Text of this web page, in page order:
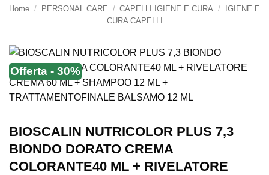
Home / PERSONAL CARE / CAPELLI IGIENE E CURA /
IGIENE E
CURA CAPELLI
Offerta - 30%
BIOSCALIN NUTRICOLOR PLUS 7,3
BIONDO DORATO CREMA
COLORANTE40 ML + RIVELATORE